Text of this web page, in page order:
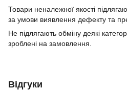
Товари неналежної якості
за умови виявлення дефекту та
Не підлягають обміну деякі
зроблені на замовлення.
Відгуки